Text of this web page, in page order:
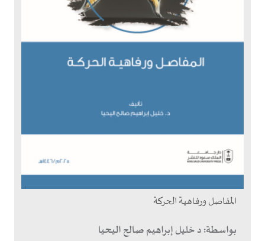
المفاصل ورفاهية الحركة
بواسطة:د خليل إبراهيم صالح اليحيا